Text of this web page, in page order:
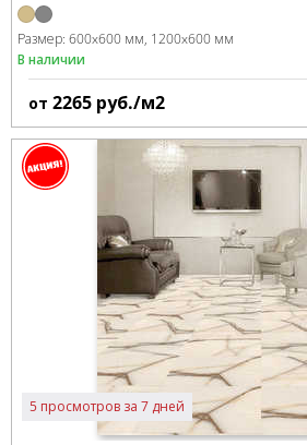
Размер: 600x600 мм 1200x600 мм
В наличии
от 2265 руб./м2
5 просмотров за 7 дней